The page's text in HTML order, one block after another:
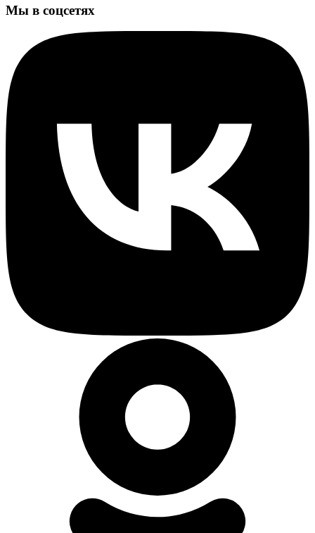
Мы в соцсетях